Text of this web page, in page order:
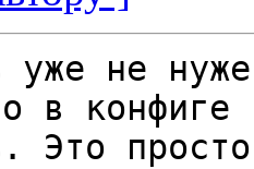
уже не
в конфиге
Это